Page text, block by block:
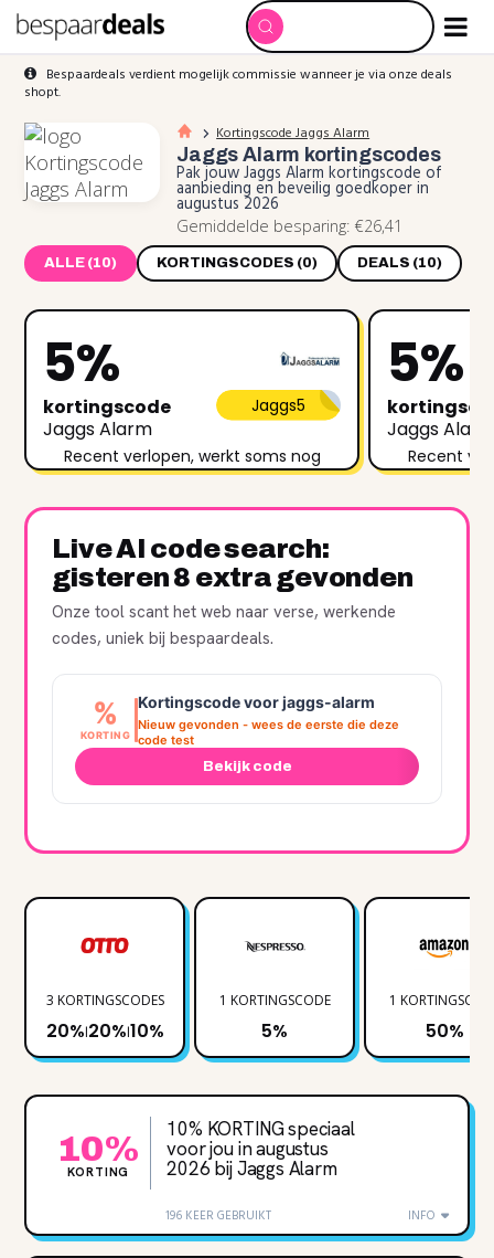
Bespaardeals verdient mogelijk commissie wanneer je via onze deals
shopt.
Kortingscode Jaggs Alarm
Jaggs Alarm kortingscodes
Pak jouw Jaggs Alarm kortingscode of
aanbieding en beveilig goedkoper in
augustus 2026
Gemiddelde besparing: €26,41
ALLE (10) KORTINGSCODES (0) DEALS (10)
5%
kortingscode
Jaggs Alarm
Jaggs5
Recent verlopen, werkt soms nog
5%
Jaggs
Recent
Live AI code search:
gisteren 8 extra gevonden
Onze tool scant het web naar verse, werkende
codes, uniek bij bespaardeals.
%
KORTING
Kortingscode voor jaggs-alarm
Nieuw gevonden - wees de eerste die deze
code test
Bekijk code
3 KORTINGSCODES
20%|20%|10%
1 KORTINGSCODE
5%
1
50%
10%
KORTING
10% KORTING speciaal
voor jou in augustus
2026 bij Jaggs Alarm
196 KEER GEBRUIKT INFO